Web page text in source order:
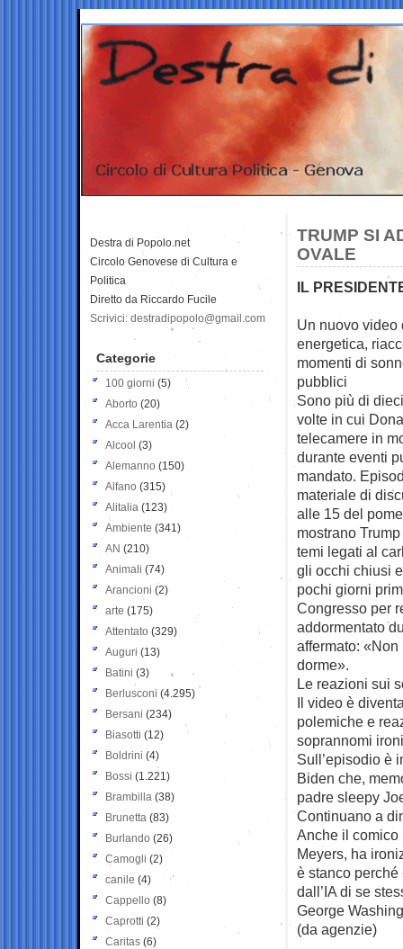
TRUMP SI
OVALE
IL
Un nuovo video
energetica,
momenti di
pubblici
Sono più di
volte in cui
telecamere in
durante eventi
mandato.
materiale di
alle 15 del
mostrano
temi legati al
gli occhi chiusi
pochi giorni
Congresso per
addormentato
affermato: «Non
dorme».
Le reazioni sui
Il video è
polemiche e
soprannomi
Sull’episodio è
Biden che,
padre sleepy
Continuano a
Anche il comico
Meyers, ha
è stanco
dall’IA di se
George
(da agenzie)
Destra di Popolo.net
Circolo Genovese di Cultura e
Politica
Diretto da Riccardo Fucile
Scrivici: destradipopolo@gmail.com
Categorie
100 giorni (5)
Aborto (20)
Acca Larentia (2)
Alcool (3)
Alemanno (150)
Alfano (315)
Alitalia (123)
Ambiente (341)
AN (210)
Animali (74)
Arancioni (2)
arte (175)
Attentato (329)
Auguri (13)
Batini (3)
Berlusconi (4.295)
Bersani (234)
Biasotti (12)
Boldrini (4)
Bossi (1.221)
Brambilla (38)
Brunetta (83)
Burlando (26)
Camogli (2)
canile (4)
Cappello (8)
Caprotti (2)
Caritas (6)